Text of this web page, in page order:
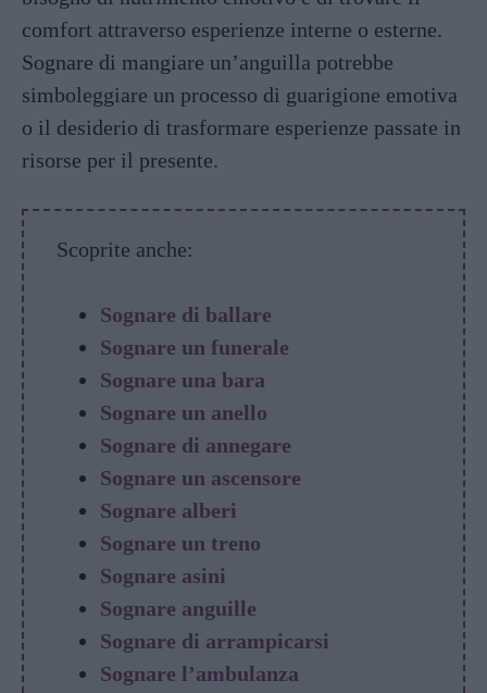
comfort attraverso esperienze interne o esterne.
Sognare di mangiare un’anguilla potrebbe
simboleggiare un processo di guarigione emotiva
o il desiderio di trasformare esperienze passate in
risorse per il presente.
Scoprite anche:
Sognare di ballare
Sognare un funerale
Sognare una bara
Sognare un anello
Sognare di annegare
Sognare un ascensore
Sognare alberi
Sognare un treno
Sognare asini
Sognare anguille
Sognare di arrampicarsi
Sognare l’ambulanza